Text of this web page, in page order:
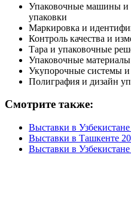
Упаковочные машины и
упаковки
Маркировка и
Контроль качества и
Тара и упаковочные
Упаковочные
Укупорочные системы
Полиграфия и дизайн
Смотрите также:
Выставки в
Выставки в Ташкенте
Выставки в